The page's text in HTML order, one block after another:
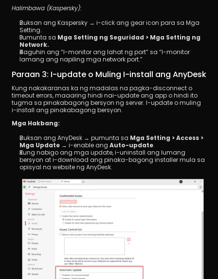
Halimbawa (Kaspersky):
Buksan ang Kaspersky → i-click ang gear icon para sa Mga
Setting.
Pumunta sa Mga Setting ng Seguridad > Mga Setting ng
Network.
Baguhin ang “I-monitor ang lahat ng port” sa “I-monitor
lamang ang napiling mga network port.”
Paraan 3: I-update o Muling I-install ang AnyDesk
Kung nakakaranas ka ng madalas na pagka-disconnect o
timeout errors, maaaring hindi nai-update ang app o hindi ito
tugma sa pinakabagong bersyon ng server. I-update o muling
i-install ang pinakabagong bersyon.
Mga Hakbang:
Buksan ang AnyDesk → pumunta sa Mga Setting > Access >
Mga Update → i-enable ang Auto-update.
Kung nabigo ang mga update, i-uninstall ang lumang
bersyon at i-download ang pinaka-bagong installer mula sa
opisyal na website ng AnyDesk.